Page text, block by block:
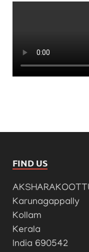
FIND US
Karunagappally
Kollam
Kerala
India 690542